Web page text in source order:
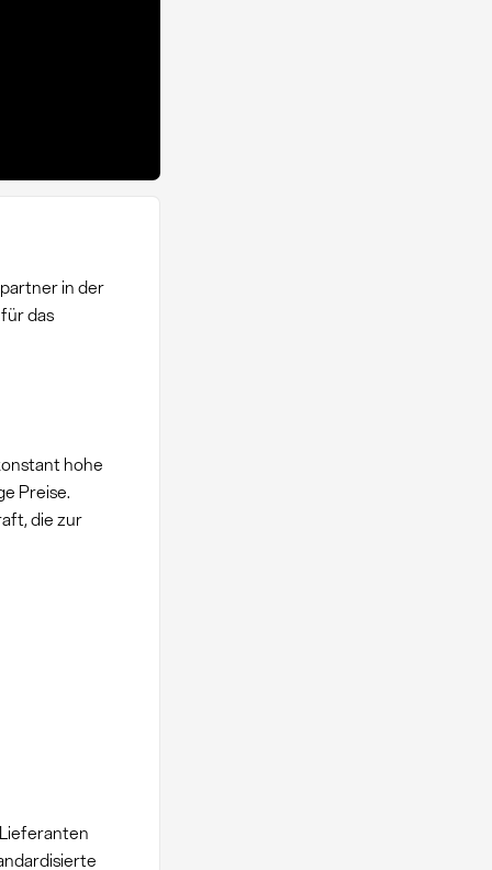
in der
das
hohe
Preise.
die zur